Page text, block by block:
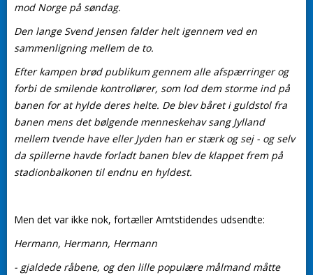
mod Norge på søndag.
Den lange Svend Jensen falder helt igennem ved en
sammenligning mellem de to.
Efter kampen brød publikum gennem alle afspærringer og
forbi de smilende kontrollører, som lod dem storme ind på
banen for at hylde deres helte. De blev båret i guldstol fra
banen mens det bølgende menneskehav sang Jylland
mellem tvende have eller Jyden han er stærk og sej - og selv
da spillerne havde forladt banen blev de klappet frem på
stadionbalkonen til endnu en hyldest.
Men det var ikke nok, fortæller Amtstidendes udsendte:
Hermann, Hermann, Hermann
- gjaldede råbene, og den lille populære målmand måtte